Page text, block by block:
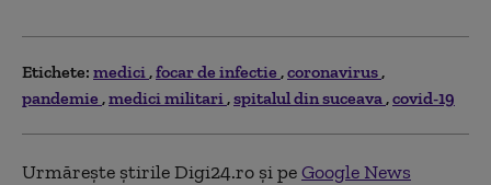
Etichete: medici focar de infectie coronavirus
pandemie medici militari spitalul din suceava covid-19
Urmărește știrile Digi24.ro și peGoogle News